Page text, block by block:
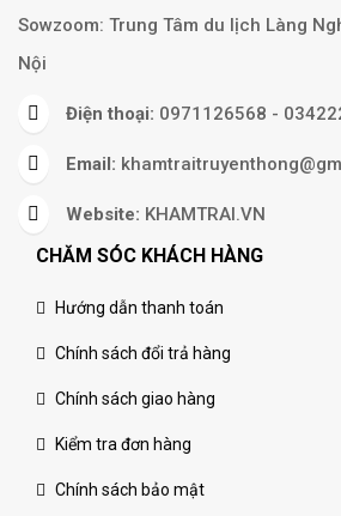
Sowzoom: Trung Tâm du lịch Làng
Nội
Điện thoại: 0971126568 -
Email:
Website: KHAMTRAI.VN
CHĂM SÓC KHÁCH HÀNG
Hướng dẫn thanh toán
Chính sách đổi trả hàng
Chính sách giao hàng
Kiểm tra đơn hàng
Chính sách bảo mật